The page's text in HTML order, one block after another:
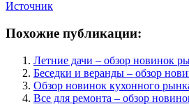
Источник
Похожие публикации:
Летние дачи – обзор новинок
Беседки и веранды – обзор
Обзор новинок кухонного
Все для ремонта – обзор